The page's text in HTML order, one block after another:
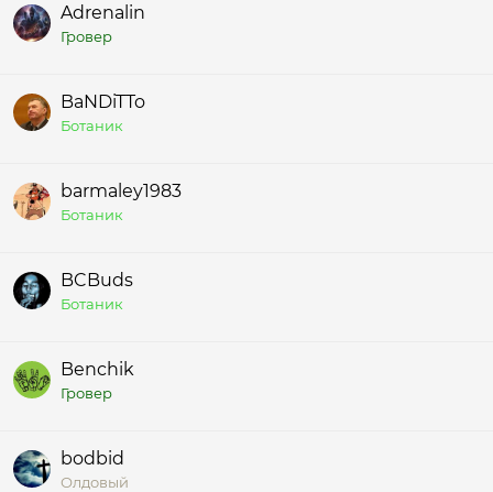
Adrenalin
Гровер
BaNDiTTo
Ботаник
barmaley1983
Ботаник
BCBuds
Ботаник
Benchik
Гровер
bodbid
Олдовый